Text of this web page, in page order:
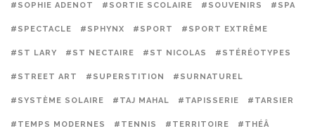
#SOPHIE ADENOT #SORTIE SCOLAIRE #SOUVENIRS #SPA
#SPECTACLE #SPHYNX #SPORT #SPORT EXTRÊME
#ST LARY #ST NECTAIRE #ST NICOLAS #STÉRÉOTYPES
#STREET ART #SUPERSTITION #SURNATUREL
#SYSTÈME SOLAIRE #TAJ MAHAL #TAPISSERIE #TARSIER
#TEMPS MODERNES #TENNIS #TERRITOIRE #THÉÂ